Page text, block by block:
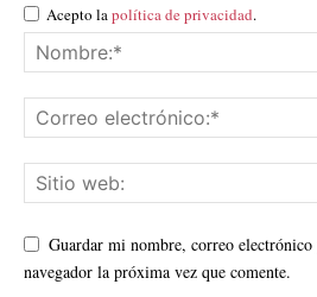
Acepto lapolítica de privacidad.
Guardar mi nombre, correo
navegador la próxima vez que comente.